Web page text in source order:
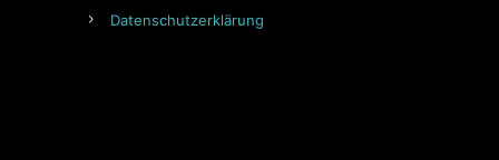
Datenschutzerklärung